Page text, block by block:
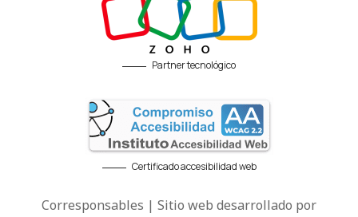
Partner tecnológico
Certificado accesibilidad web
Corresponsables | Sitio web desarrollado por